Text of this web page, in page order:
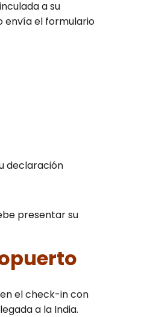
a su
envía el formulario
declaración
presentar su
el check-in con
a la India.